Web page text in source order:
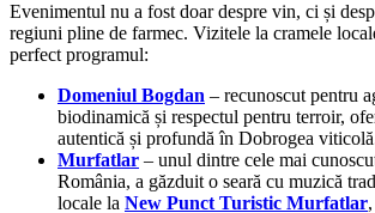
Evenimentul nu a fost doar despre vin, ci și
regiuni pline de farmec. Vizitele la cramele
perfect programul:
Domeniul Bogdan – recunoscut pentru
biodinamică și respectul pentru terroir,
autentică și profundă în Dobrogea
Murfatlar – unul dintre cele mai
România, a găzduit o seară cu muzică
locale la New Punct Turistic Murfatlar